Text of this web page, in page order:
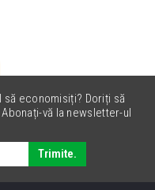
economisiți? Doriți să
vă la newsletter-ul
Trimite.